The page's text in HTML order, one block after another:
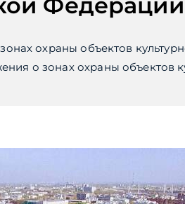
охраны объектов
о зонах охраны объектов